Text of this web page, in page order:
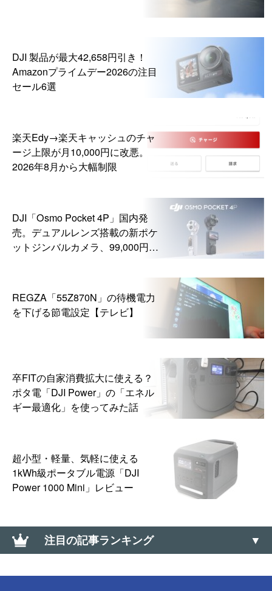
DJI 製品が最大42,658円引き！
Amazonプライムデー2026の注目
セール6選
楽天Edy→楽天キャッシュのチャ
ージ上限が月10,000円に改悪。
2026年8月から大幅制限
DJI「Osmo Pocket 4P」国内発
売。デュアルレンズ搭載の新ポケ
ットジンバルカメラ、99,000円か
REGZA「55Z870N」の待機電力
を下げる節電設定【テレビ】
卒FITの自家消費拡大に使える？
ポタ電「DJI Power」の「エネル
ギー最適化」を使ってみた話
超小型・軽量、気軽に使える
1kWh級ポータブル電源「DJI
Power 1000 Mini」レビュー
注目の記事ランキング